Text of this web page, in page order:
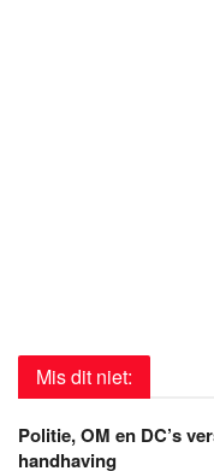
Mis dit niet:
Politie, OM en DC’s
handhaving